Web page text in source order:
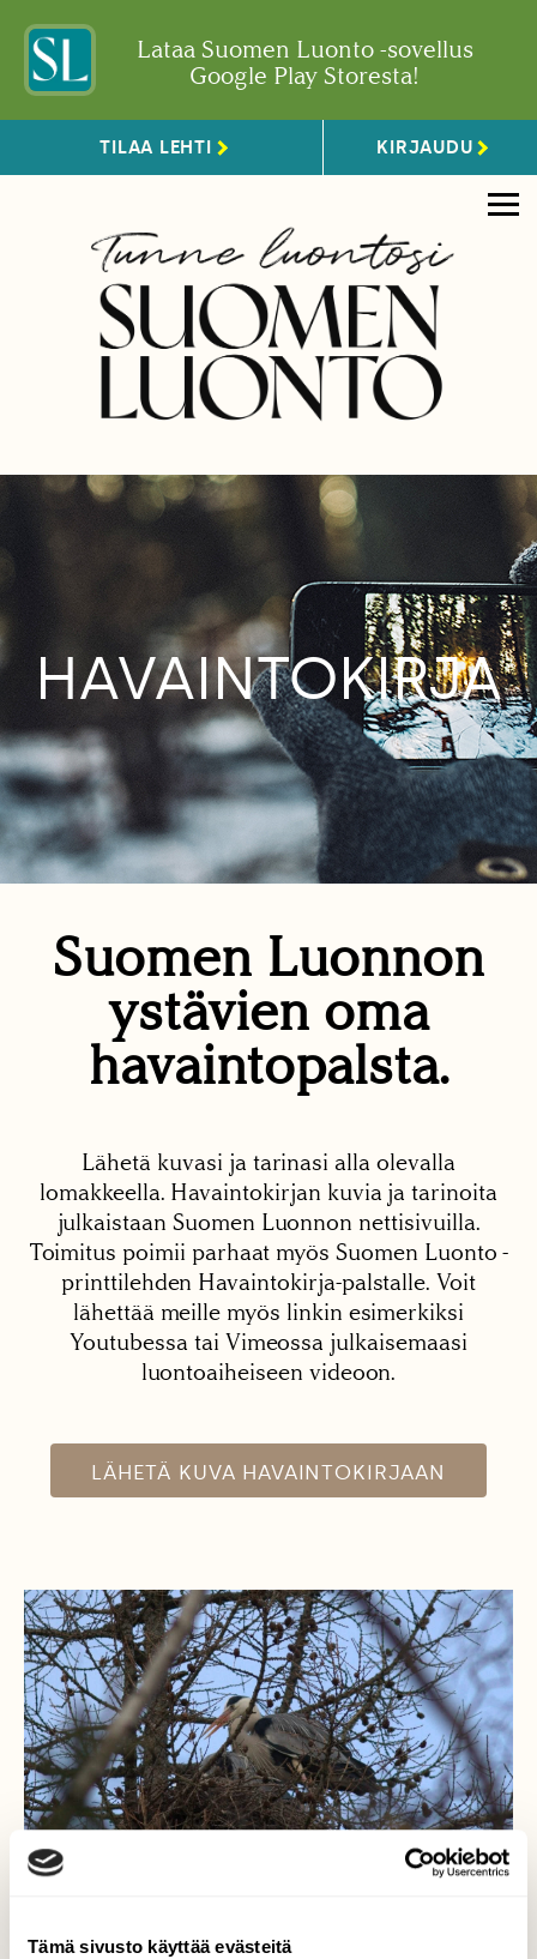
Tämä sivusto käyttää evästeitä
Lataa Suomen Luonto -sovellus
Google Play Storesta!
TILAA LEHTI KIRJAUDU
HAVAINTOKIRJA
Suomen Luonnon
ystävien oma
havaintopalsta.
Lähetä kuvasi ja tarinasi alla olevalla
lomakkeella. Havaintokirjan kuvia ja tarinoita
julkaistaan Suomen Luonnon nettisivuilla.
Toimitus poimii parhaat myös Suomen Luonto -
printtilehden Havaintokirja-palstalle. Voit
lähettää meille myös linkin esimerkiksi
Youtubessa tai Vimeossa julkaisemaasi
luontoaiheiseen videoon.
LÄHETÄ KUVA HAVAINTOKIRJAAN